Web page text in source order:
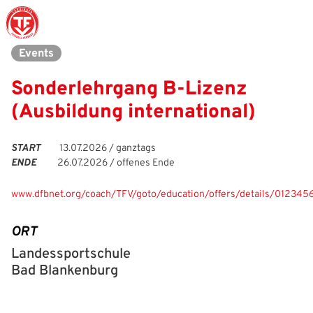
Events
Sonderlehrgang B-Lizenz
(Ausbildung international)
START
13.07.2026 / ganztags
ENDE
26.07.2026 / offenes Ende
www.dfbnet.org/coach/TFV/goto/education/offers/details/
ORT
Landessportschule
Bad Blankenburg
Struktur
Geschäftsstelle
Chronik
Karriere
Partnerschaft
Männer
Sicherheit
Junioren
Kinderfußball
eSports
Auswahlteams
Eliteschulen
Trainer
Erzieher und Lehrer
Veranstaltungskalender
Leitbild
DFB-Masterplan
Vielfalt
Inklusion
Prävention
News
Newsletter
DFBnet
Vereinsangebote
Archiv